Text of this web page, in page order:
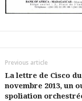
Previous article
La lettre de Cisco du
novembre 2013, un
spoliation